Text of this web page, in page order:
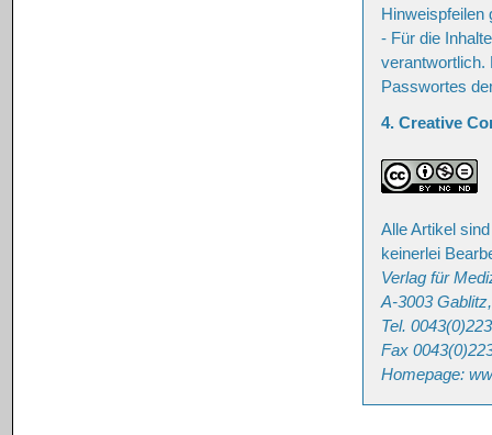
Hinweispfeilen
- Für die
verantwortlich.
Passwortes
4. Creative
Alle Artikel
keinerlei
Verlag für
A-3003
Tel.
Fax
Homepage: